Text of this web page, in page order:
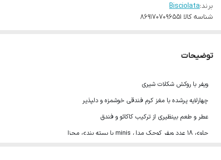
برند:Bisciolata
شناسه کالا 8691707096551
توضیحات
ویفر با روکش شکلات شیری
چهارلایه پرشده با مغز کرم فندقی خوشمزه و دلپذیر
عطر و طعم بینظیری از ترکیب کاکائو و فندق
حاوی 18 عدد ویفر کوچک مدل minis با بسته بندی مجزا